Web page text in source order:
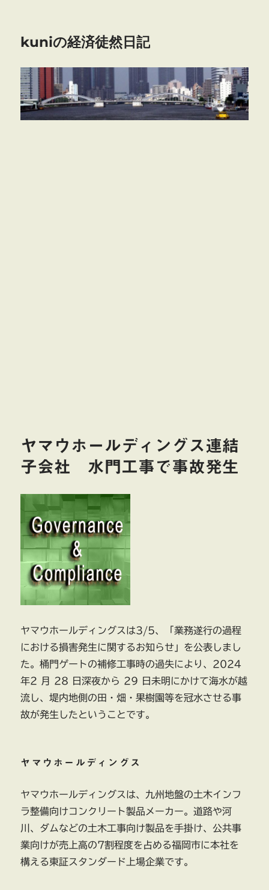
kuniの経済徒然日記
ヤマウホールディングス連結
子会社 水門工事で事故発生
ヤマウホールディングスは3/5、「業務遂行の過程
における損害発生に関するお知らせ」を公表しまし
た。桶門ゲートの補修工事時の過失により、2024
年2 月 28 日深夜から 29 日未明にかけて海水が越
流し、堤内地側の田・畑・果樹園等を冠水させる事
故が発生したということです。
ヤマウホールディングス
ヤマウホールディングスは、九州地盤の土木インフ
ラ整備向けコンクリート製品メーカー。道路や河
川、ダムなどの土木工事向け製品を手掛け、公共事
業向けが売上高の7割程度を占める福岡市に本社を
構える東証スタンダード上場企業です。